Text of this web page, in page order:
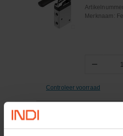
Merknaam:
− Aantal
Controleer voorraad